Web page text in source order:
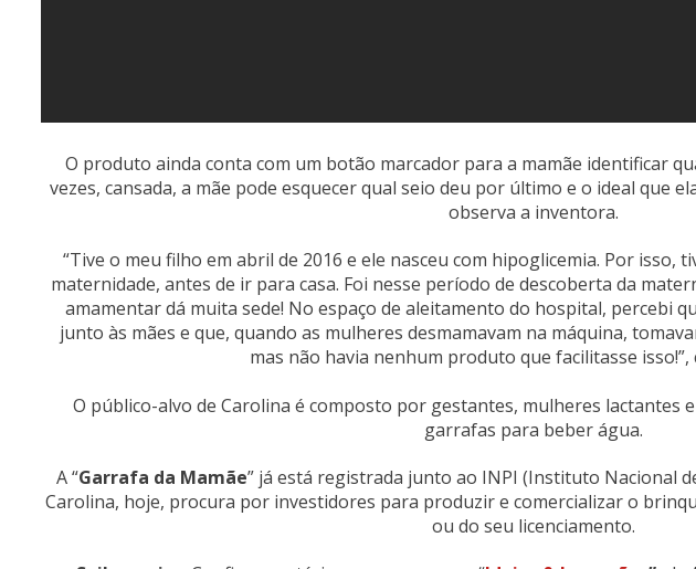
O produto ainda conta com um botão marcador para a mamãe identificar
vezes, cansada, a mãe pode esquecer qual seio deu por último e o ideal que
observa a inventora.
“Tive o meu filho em abril de 2016 e ele nasceu com hipoglicemia. Por isso,
maternidade, antes de ir para casa. Foi nesse período de descoberta da
amamentar dá muita sede! No espaço de aleitamento do hospital, percebi
junto às mães e que, quando as mulheres desmamavam na máquina,
mas não havia nenhum produto que facilitasse isso!”,
O público-alvo de Carolina é composto por gestantes, mulheres lactantes
garrafas para beber água.
A “Garrafa da Mamãe” já está registrada junto ao INPI (Instituto Nacional
Carolina, hoje, procura por investidores para produzir e comercializar o
ou do seu licenciamento.